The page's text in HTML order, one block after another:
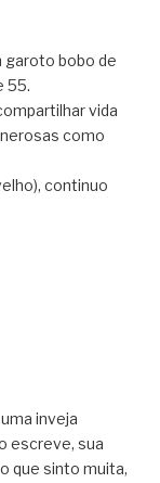
garoto bobo de
55.
vida
como
continuo
inveja
escreve, sua
que sinto muita,